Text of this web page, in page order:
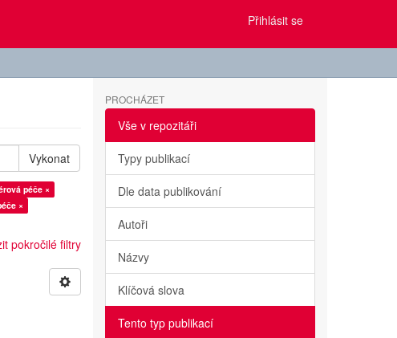
Přihlásit se
Vykonat
péče ×
×
pokročilé filtry
PROCHÁZET
Vše v repozitáři
Typy publikací
Dle data publikování
Autoři
Názvy
Klíčová slova
Tento typ publikací